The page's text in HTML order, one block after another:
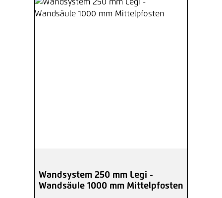
Wandsystem 250 mm Legi -
Wandsäule 1000 mm Mittelpfosten